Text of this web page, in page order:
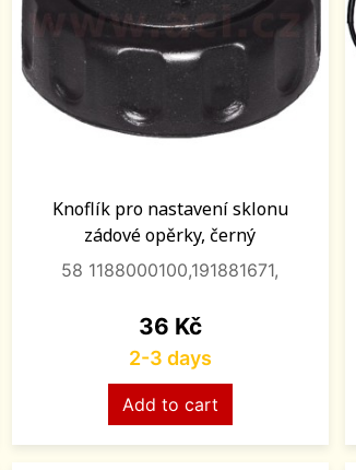
Knoflík pro nastavení sklonu
zádové opěrky, černý
58 1188000100,191881671,
Price
36 Kč
2-3 days
Add to cart